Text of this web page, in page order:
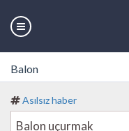
Balon
Asılsız haber
Balon uçurmak